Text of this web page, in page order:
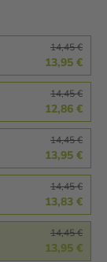
14,45 €
13,95 €
14,45 €
12,86 €
14,45 €
13,95 €
14,45 €
13,83 €
14,45 €
13,95 €